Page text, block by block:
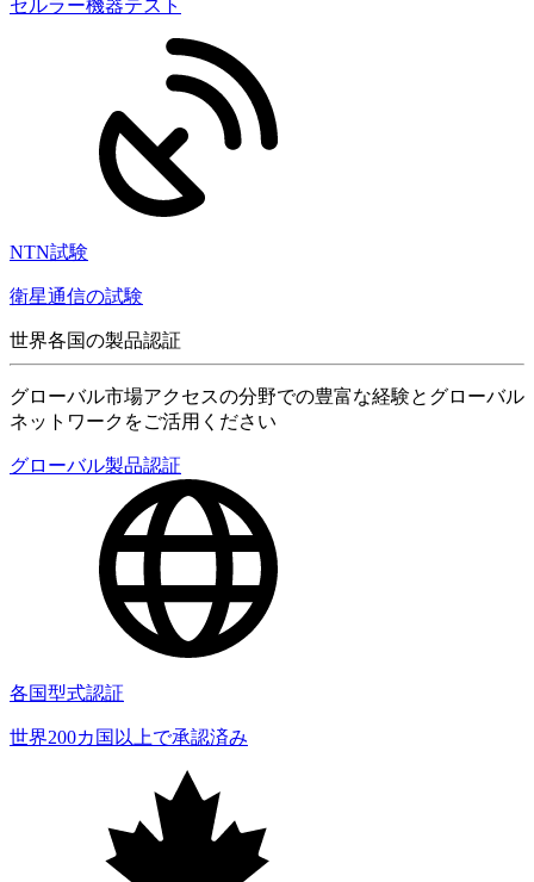
セルラー機器テスト
NTN試験
衛星通信の試験
世界各国の製品認証
グローバル市場アクセスの分野での豊富な経験とグローバル
ネットワークをご活用ください
グローバル製品認証
各国型式認証
世界200カ国以上で承認済み